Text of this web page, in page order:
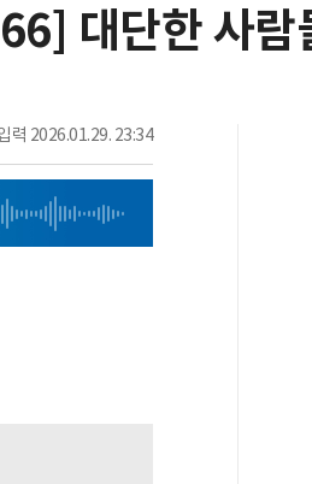
대단한 사람
력 2026.01.29. 23:34